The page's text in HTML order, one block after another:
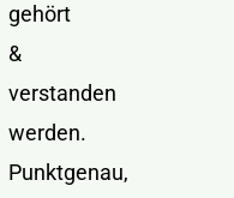
gehört
&
verstanden
werden.
Punktgenau,